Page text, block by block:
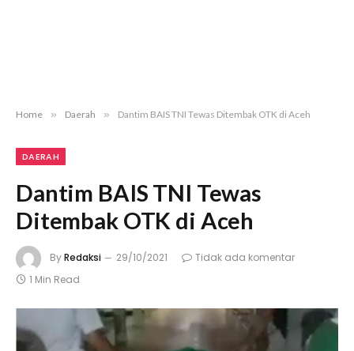
Home » Daerah » Dantim BAIS TNI Tewas Ditembak OTK di Aceh
DAERAH
Dantim BAIS TNI Tewas
Ditembak OTK di Aceh
ByRedaksi 29/10/2021
Tidak ada komentar
1 Min Read